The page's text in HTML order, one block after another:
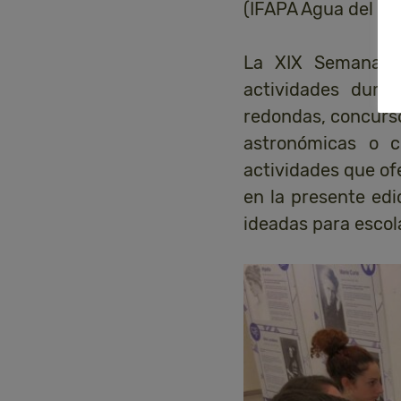
(IFAPA Agua del
La XIX Semana
actividades
redondas,
astronómicas o
actividades que
en la presente
ideadas para